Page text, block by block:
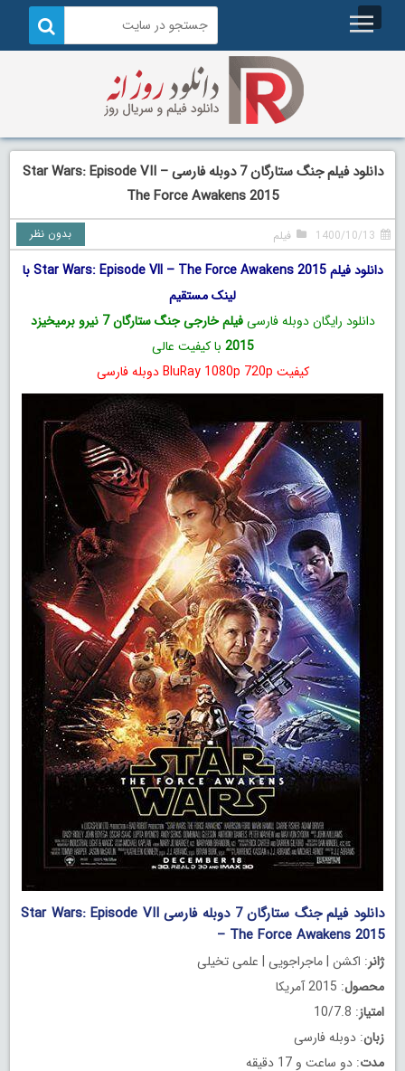
دانلود فیلم جنگ ستارگان 7 دوبله فارسی Star Wars: Episode VII –
The Force Awakens 2015
1400/10/13 فیلم بدون نظر
دانلود فیلم Star Wars: Episode VII – The Force Awakens 2015 با
لینک مستقیم
دانلود رایگان دوبله فارسی
فیلم خارجی جنگ ستارگان 7 نیرو برمیخیزد
2015 با کیفیت عالی
کیفیت BluRay 1080p 720p دوبله فارسی
دانلود فیلم جنگ ستارگان 7 دوبله فارسی Star Wars: Episode VII
– The Force Awakens 2015
ژانر: اکشن | ماجراجویی | علمی تخیلی
محصول: 2015 آمریکا
امتیاز: 10/7.8
زبان: دوبله فارسی
مدت: دو ساعت و 17 دقیقه